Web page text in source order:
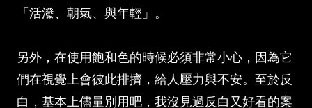
「活潑、朝氣、與年輕」。
另外，在使用飽和色的時候必須非常小心，因為它
們在視覺上會彼此排擠，給人壓力與不安。至於反
白，基本上儘量別用吧，我沒見過反白又好看的案